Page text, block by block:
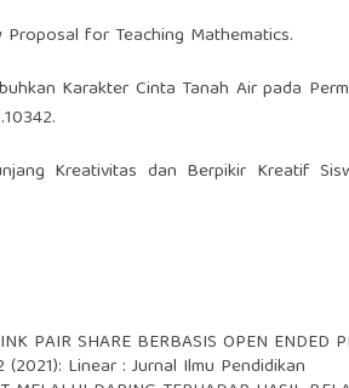
Proposal for Teaching Mathematics.
Karakter Cinta Tanah Air pada
Kreativitas dan Berpikir Kreatif
PAIR SHARE BERBASIS OPEN ENDED
Linear : Jurnal Ilmu Pendidikan